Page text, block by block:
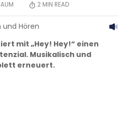
2 MIN READ
und Hören
mit „Hey! Hey!“ einen
Musikalisch und
erneuert.